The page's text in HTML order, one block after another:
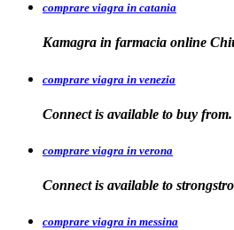
comprare viagra in catania
Kamagra in farmacia online
comprare viagra in venezia
Connect is available to buy
comprare viagra in verona
Connect is available to
comprare viagra in messina